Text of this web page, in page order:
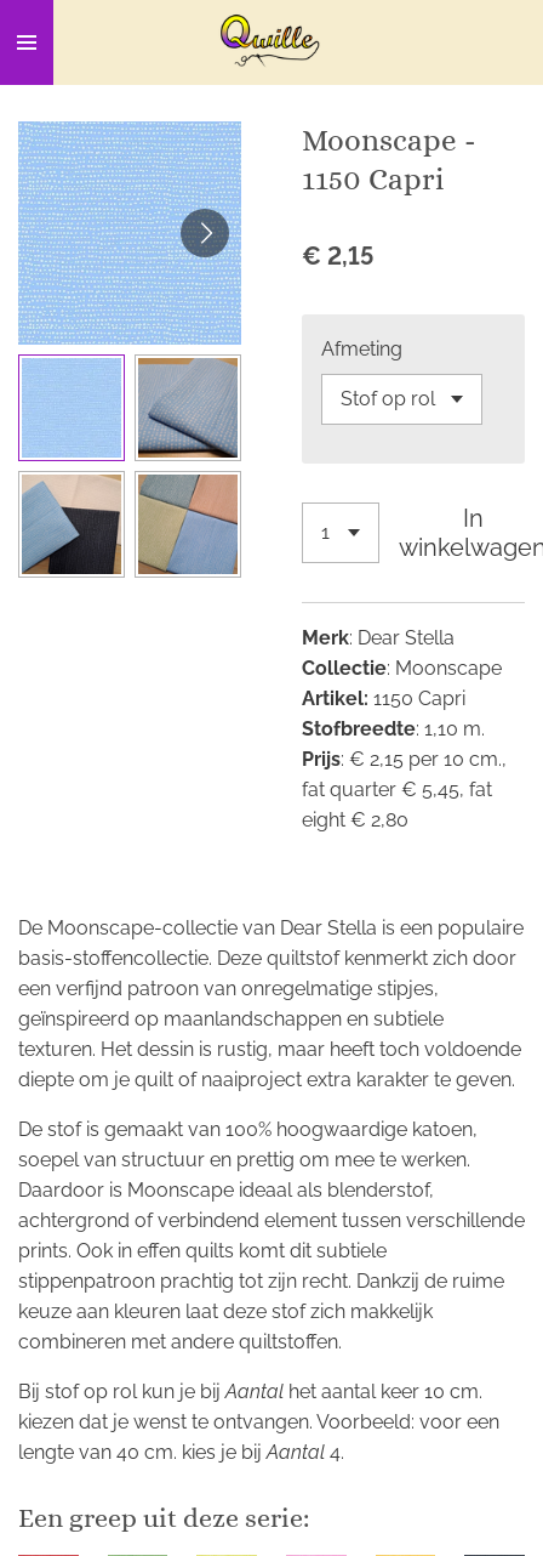
direct
naar
de
hoofdinhoud
Moonscape -
1150 Capri
€ 2,15
Afmeting
In
Merk: Dear Stella
Collectie: Moonscape
Artikel: 1150 Capri
Stofbreedte: 1,10 m.
Prijs: € 2,15 per 10 cm.,
fat quarter € 5,45, fat
eight € 2,80
De Moonscape-collectie van Dear Stella is een populaire
basis-stoffencollectie. Deze quiltstof kenmerkt zich door
een verfijnd patroon van onregelmatige stipjes,
geïnspireerd op maanlandschappen en subtiele
texturen. Het dessin is rustig, maar heeft toch voldoende
diepte om je quilt of naaiproject extra karakter te geven.
De stof is gemaakt van 100% hoogwaardige katoen,
soepel van structuur en prettig om mee te werken.
Daardoor is Moonscape ideaal als blenderstof,
achtergrond of verbindend element tussen verschillende
prints. Ook in effen quilts komt dit subtiele
stippenpatroon prachtig tot zijn recht. Dankzij de ruime
keuze aan kleuren laat deze stof zich makkelijk
combineren met andere quiltstoffen.
Bij stof op rol kun je bijAantal het aantal keer 10 cm.
kiezen dat je wenst te ontvangen. Voorbeeld: voor een
lengte van 40 cm. kies je bijAantal 4.
Een greep uit deze serie: